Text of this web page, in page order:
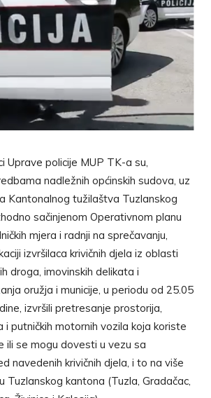
Uprave policije MUP TK-a su,
nadležnih općinskih sudova, uz
Kantonalnog tužilaštva Tuzlanskog
sačinjenom Operativnom planu
mjera i radnji na sprečavanju,
izvršilaca krivičnih djela iz oblasti
droga, imovinskih delikata i
oružja i municije, u periodu od 25.05
izvršili pretresanje prostorija,
i putničkih motornih vozila koja koriste
ili se mogu dovesti u vezu sa
navedenih krivičnih djela, i to na više
Tuzlanskog kantona (Tuzla, Gradačac,